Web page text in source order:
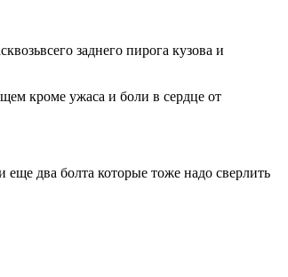
заднего пирога кузова и
кроме ужаса и боли в сердце от
еще два болта которые тоже надо сверлить